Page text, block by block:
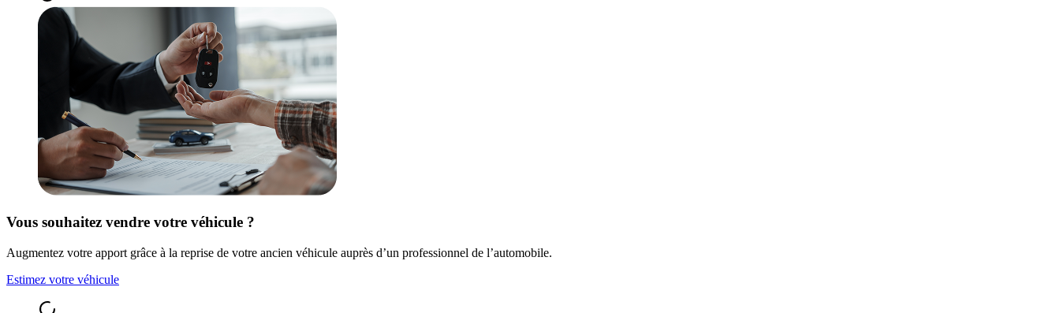
Vous souhaitez vendre votre véhicule ?
Augmentez votre apport grâce à la reprise de votre ancien véhicule auprès d’un professionnel de l’automobile.
Estimez votre véhicule